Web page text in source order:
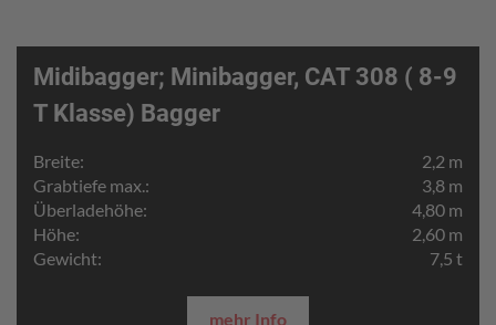
Midibagger; Minibagger, CAT 308 ( 8-9
T Klasse) Bagger
Breite:
2,2 m
Grabtiefe max.:
3,8 m
Überladehöhe:
4,80 m
Höhe:
2,60 m
Gewicht:
7,5 t
mehr Info